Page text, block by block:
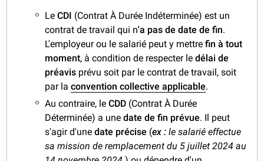
Le CDI (Contrat À Durée Indéterminée) est un
contrat de travail qui n'a pas de date de fin.
L'employeur ou le salarié peut y mettre fin à tout
moment, à condition de respecter ledélai de
préavis prévu soit par le contrat de travail, soit
par laconvention collective applicable.
Au contraire, le CDD (Contrat À Durée
Déterminée) a unedate de fin prévue. Il peut
s'agir d'unedate précise (ex : le salarié effectue
sa mission de remplacement du 5 juillet 2024 au